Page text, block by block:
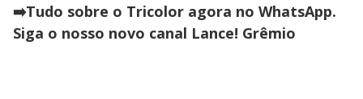
➡️Tudo sobre o Tricolor agora no WhatsApp.
Siga o nosso novo canal Lance! Grêmio